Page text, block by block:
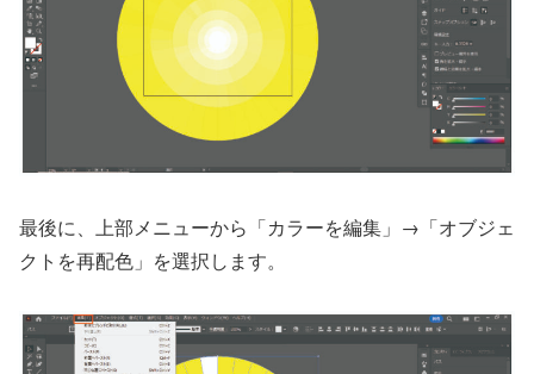
最後に、上部メニューから「カラーを編集」→「オブジェ
クトを再配色」を選択します。